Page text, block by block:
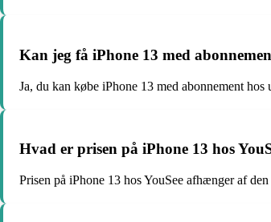
Kan jeg få iPhone 13 med
Ja, du kan købe iPhone 13 med abonnement hos
Hvad er prisen på iPhone 13 hos
Prisen på iPhone 13 hos YouSee afhænger af